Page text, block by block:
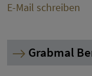
E-Mail schreiben
Grabmal